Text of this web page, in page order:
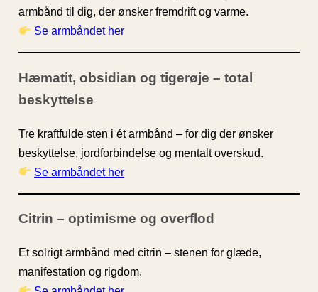
armbånd til dig, der ønsker fremdrift og varme.
Se armbåndet her
Hæmatit, obsidian og tigerøje – total
beskyttelse
Tre kraftfulde sten i ét armbånd – for dig der ønsker
beskyttelse, jordforbindelse og mentalt overskud.
Se armbåndet her
Citrin – optimisme og overflod
Et solrigt armbånd med citrin – stenen for glæde,
manifestation og rigdom.